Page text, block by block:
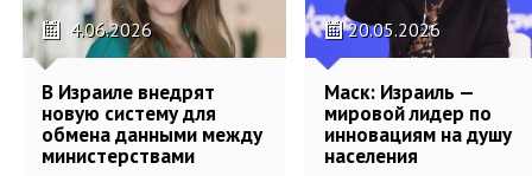
4.06.2026
В Израиле внедрят
новую систему для
обмена данными между
министерствами
20.05.2026
Маск: Израиль —
мировой лидер по
инновациям на душу
населения